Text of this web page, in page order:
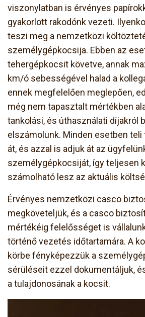
viszonylatban is érvényes
gyakorlott rakodónk vezeti.
teszi meg a nemzetközi
személygépkocsija. Ebben az
tehergépkocsit követve, annak
km/ó sebességével halad a
ennek megfelelően meglepően,
még nem tapasztalt mértékben
tankolási, és úthasználati díjakról
elszámolunk. Minden esetben
át, és azzal is adjuk át az
személygépkocsiját, így teljesen
számolható lesz az aktuális
Érvényes nemzetközi casco
megköveteljük, és a casco
mértékéig felelősséget is
történő vezetés időtartamára. A
körbe fényképezzük a
sérüléseit ezzel dokumentáljuk,
a tulajdonosának a kocsit.